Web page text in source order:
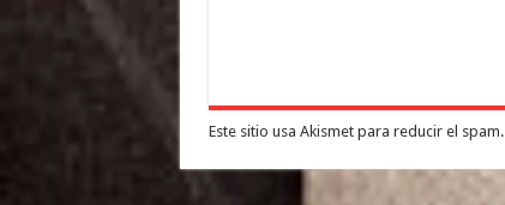
Este sitio usa Akismet para reducir el spam.